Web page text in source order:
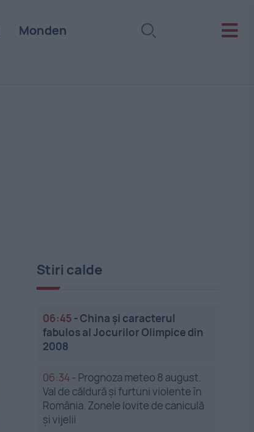
Monden
Stiri calde
06:45 -China și caracterul
fabulos al Jocurilor Olimpice din
2008
06:34 - Prognoza meteo 8 august.
Val de căldură și furtuni violente în
România. Zonele lovite de caniculă
și vijelii